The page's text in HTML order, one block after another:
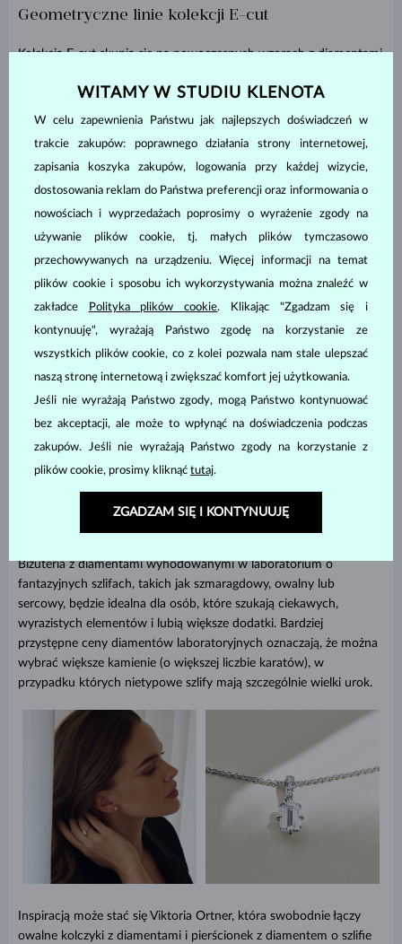
Geometryczne linie kolekcji E-cut
Kolekcja E-cutskupia się na nowoczesnych wzorach z diamentami
Schodkowe fasetki tego szlifu tworzą geometryczne linie, które
podkreślają czystość i blask każdego kamienia. Taka biżuteria
Charakterystyczne fantazyjne szlify
Biżuteria z diamentami wyhodowanymi w laboratorium o
fantazyjnych szlifach, takich jak szmaragdowy, owalny lub
sercowy, będzie idealna dla osób, które szukają ciekawych,
wyrazistych elementów i lubią większe dodatki. Bardziej
przystępne ceny diamentów laboratoryjnych oznaczają, że można
wybrać większe kamienie (o większej liczbie karatów), w
przypadku których nietypowe szlify mają szczególnie wielki urok.
Inspiracją może stać się Viktoria Ortner, która swobodnie łączy
owalne kolczyki z diamentami i pierścionek z diamentem o szlifie
WITAMY W STUDIU KLENOTA
W celu zapewnienia Państwu jak najlepszych doświadczeń w
trakcie zakupów: poprawnego działania strony internetowej,
zapisania koszyka zakupów, logowania przy każdej wizycie,
dostosowania reklam do Państwa preferencji oraz informowania o
nowościach i wyprzedażach poprosimy o wyrażenie zgody na
używanie plików cookie, tj. małych plików tymczasowo
przechowywanych na urządzeniu. Więcej informacji na temat
plików cookie i sposobu ich wykorzystywania można znaleźć w
zakładce
Polityka plików cookie. Klikając "Zgadzam się i
kontynuuję", wyrażają Państwo zgodę na korzystanie ze
wszystkich plików cookie, co z kolei pozwala nam stale ulepszać
naszą stronę internetową i zwiększać komfort jej użytkowania.
Jeśli nie wyrażają Państwo zgody, mogą Państwo kontynuować
bez akceptacji, ale może to wpłynąć na doświadczenia podczas
zakupów. Jeśli nie wyrażają Państwo zgody na korzystanie z
plików cookie, prosimy kliknąć tutaj.
ZGADZAM SIĘ I KONTYNUUJĘ